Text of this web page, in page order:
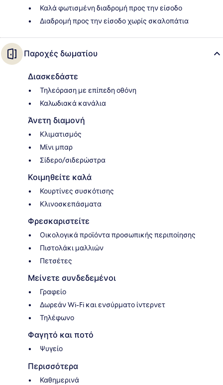
Καλά φωτισμένη διαδρομή προς την είσοδο
Διαδρομή προς την είσοδο χωρίς σκαλοπάτια
Παροχές δωματίου
Διασκεδάστε
Τηλεόραση με επίπεδη οθόνη
Καλωδιακά κανάλια
Άνετη διαμονή
Κλιματισμός
Μίνι μπαρ
Σίδερο/σιδερώστρα
Κοιμηθείτε καλά
Κουρτίνες συσκότισης
Κλινοσκεπάσματα
Φρεσκαριστείτε
Οικολογικά προϊόντα προσωπικής περιποίησης
Πιστολάκι μαλλιών
Πετσέτες
Μείνετε συνδεδεμένοι
Γραφείο
Δωρεάν Wi-Fi και ενσύρματο ίντερνετ
Τηλέφωνο
Φαγητό και ποτό
Ψυγείο
Περισσότερα
Καθημερινά